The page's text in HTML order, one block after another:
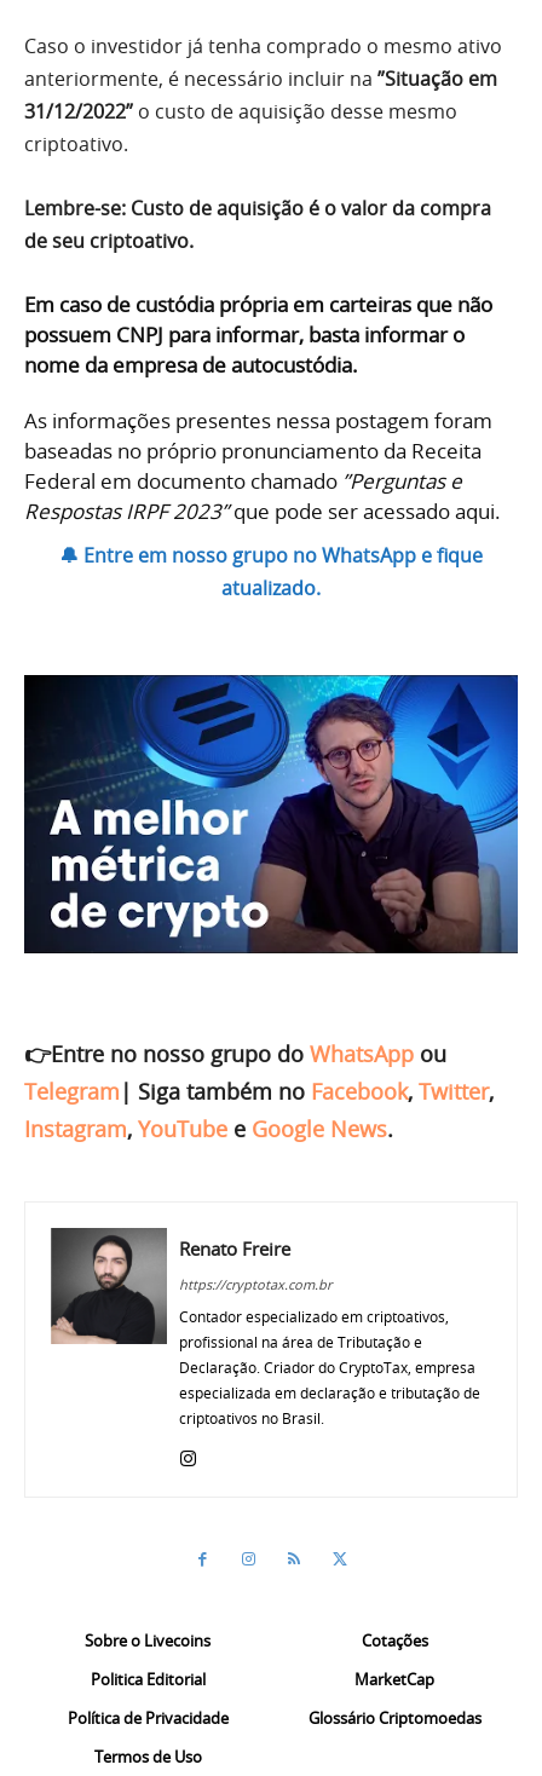
Caso o investidor já tenha comprado o mesmo ativo
anteriormente, é necessário incluir na ”Situação em
31/12/2022” o custo de aquisição desse mesmo
criptoativo.
Lembre-se: Custo de aquisição é o valor da compra
de seu criptoativo.
Em caso de custódia própria em carteiras que não
possuem CNPJ para informar, basta informar o
nome da empresa de autocustódia.
As informações presentes nessa postagem foram
baseadas no próprio pronunciamento da Receita
Federal em documento chamado ”Perguntas e
Respostas IRPF 2023”que pode ser acessadoaqui.
🔔 Entre em nosso grupo no WhatsApp e fique
atualizado.
👉Entre no nosso grupo do WhatsApp ou
Telegram | Siga também no Facebook, Twitter,
Instagram, YouTube e Google News.
Renato Freire
https://cryptotax.com.br
Contador especializado em criptoativos,
profissional na área de Tributação e
Declaração. Criador do CryptoTax, empresa
especializada em declaração e tributação de
criptoativos no Brasil.
Sobre o Livecoins
Politica Editorial
Política de Privacidade
Termos de Uso
Cotações
MarketCap
Glossário Criptomoedas